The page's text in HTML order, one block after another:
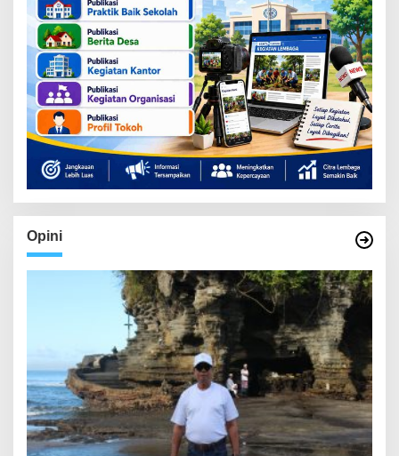
Opini